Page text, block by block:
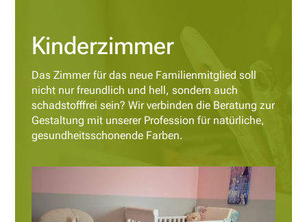
Kinderzimmer
Das Zimmer für das neue Familienmitglied soll
nicht nur freundlich und hell, sondern auch
schadstofffrei sein? Wir verbinden die Beratung zur
Gestaltung mit unserer Profession für natürliche,
gesundheitsschonende Farben.